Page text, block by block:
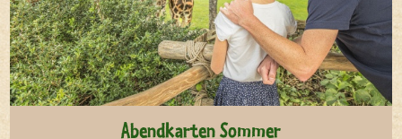
Abendkarten Sommer